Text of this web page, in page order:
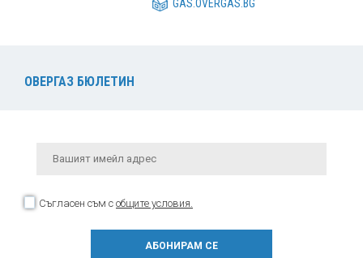
GAS.OVERGAS.BG
ОВЕРГАЗ БЮЛЕТИН
Съгласен съм с общите условия.